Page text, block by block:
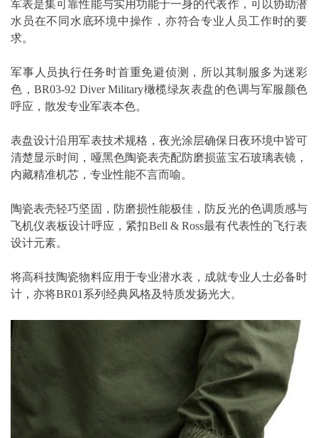
军表是集可靠性能与实用功能于一身的代表作，可以协助潜
水员在不同水底环境中操作，亦符合专业人员工作时的要
求。
军事人员执行任务时首重免避侦测，所以其制服多为迷彩
色，BR03-92 Diver Military橄榄绿灰表盘的色调与军服颜色
呼应，散发专业军表本色。
表盘设计沿用军表技术规格，夜光涂层确保日夜环境中皆可
清楚显示时间，哑黑色陶瓷表壳配防磨损蓝宝石玻璃表镜，
内藏精准机芯，专业性能不言而喻。
陶瓷表壳轻巧坚固，防磨损性能极佳，防反光的色调质感与
飞机仪表板设计呼应，紧扣Bell & Ross最有代表性的飞行表
设计元素。
将高科技陶瓷物料应用于专业潜水表，成就专业人士必备时
计，亦将BR01系列经典风格及特质发扬光大。